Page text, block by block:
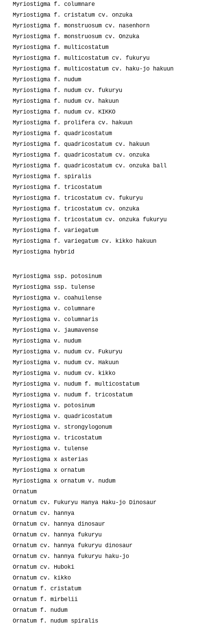
Myriostigma f. columnare
Myriostigma f. cristatum cv. onzuka
Myriostigma f. monstruosum cv. nasenhorn
Myriostigma f. monstruosum cv. Onzuka
Myriostigma f. multicostatum
Myriostigma f. multicostatum cv. fukuryu
Myriostigma f. multicostatum cv. haku-jo hakuun
Myriostigma f. nudum
Myriostigma f. nudum cv. fukuryu
Myriostigma f. nudum cv. hakuun
Myriostigma f. nudum cv. KIKKO
Myriostigma f. prolifera cv. hakuun
Myriostigma f. quadricostatum
Myriostigma f. quadricostatum cv. hakuun
Myriostigma f. quadricostatum cv. onzuka
Myriostigma f. quadricostatum cv. onzuka ball
Myriostigma f. spiralis
Myriostigma f. tricostatum
Myriostigma f. tricostatum cv. fukuryu
Myriostigma f. tricostatum cv. onzuka
Myriostigma f. tricostatum cv. onzuka fukuryu
Myriostigma f. variegatum
Myriostigma f. variegatum cv. kikko hakuun
Myriostigma hybrid
Myriostigma ssp. potosinum
Myriostigma ssp. tulense
Myriostigma v. coahuilense
Myriostigma v. columnare
Myriostigma v. columnaris
Myriostigma v. jaumavense
Myriostigma v. nudum
Myriostigma v. nudum cv. Fukuryu
Myriostigma v. nudum cv. Hakuun
Myriostigma v. nudum cv. kikko
Myriostigma v. nudum f. multicostatum
Myriostigma v. nudum f. tricostatum
Myriostigma v. potosinum
Myriostigma v. quadricostatum
Myriostigma v. strongylogonum
Myriostigma v. tricostatum
Myriostigma v. tulense
Myriostigma x asterias
Myriostigma x ornatum
Myriostigma x ornatum v. nudum
Ornatum
Ornatum cv. Fukuryu Hanya Haku-jo Dinosaur
Ornatum cv. hannya
Ornatum cv. hannya dinosaur
Ornatum cv. hannya fukuryu
Ornatum cv. hannya fukuryu dinosaur
Ornatum cv. hannya fukuryu haku-jo
Ornatum cv. Huboki
Ornatum cv. kikko
Ornatum f. cristatum
Ornatum f. mirbelii
Ornatum f. nudum
Ornatum f. nudum spiralis